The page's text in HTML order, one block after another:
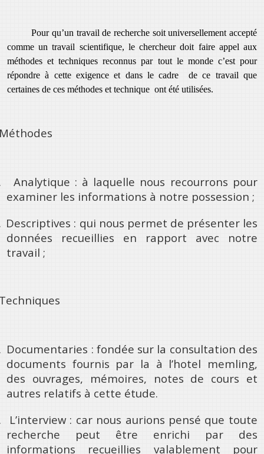
Pour qu’un travail de recherche soit universellement accepté
comme un travail scientifique, le chercheur doit faire appel aux
méthodes et techniques reconnus par tout le monde c’est pour
répondre à cette exigence et dans le cadre de ce travail que
certaines de ces méthodes et technique ont été utilisées.
Analytique : à laquelle nous recourrons pour
examiner les informations à notre possession ;
Descriptives : qui nous permet de présenter les
données recueillies en rapport avec notre
travail ;
Documentaries : fondée sur la consultation des
documents fournis par la à l’hotel memling,
des ouvrages, mémoires, notes de cours et
autres relatifs à cette étude.
L’interview : car nous aurions pensé que toute
recherche peut être enrichi par des
informations recueillies valablement pour